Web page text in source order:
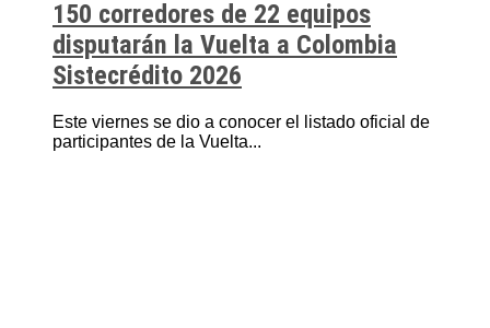
150 corredores de 22 equipos
disputarán la Vuelta a Colombia
Sistecrédito 2026
Este viernes se dio a conocer el listado oficial de
participantes de la Vuelta...